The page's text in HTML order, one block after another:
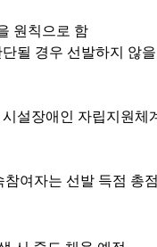
원칙으로 함
될 경우 선발하지 않
시설장애인 자립지원체
참여자는 선발 득점 총